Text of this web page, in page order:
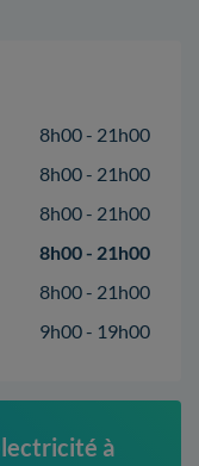
8h00 - 21h00
8h00 - 21h00
8h00 - 21h00
8h00 - 21h00
8h00 - 21h00
9h00 - 19h00
à